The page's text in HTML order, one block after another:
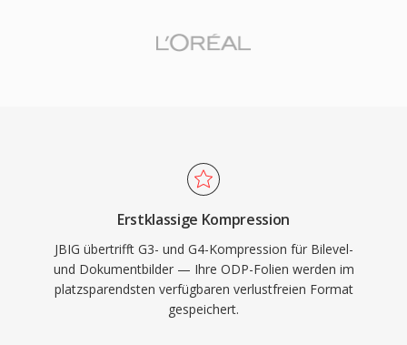
Erstklassige Kompression
JBIG übertrifft G3- und G4-Kompression für Bilevel-
und Dokumentbilder — Ihre ODP-Folien werden im
platzsparendsten verfügbaren verlustfreien Format
gespeichert.